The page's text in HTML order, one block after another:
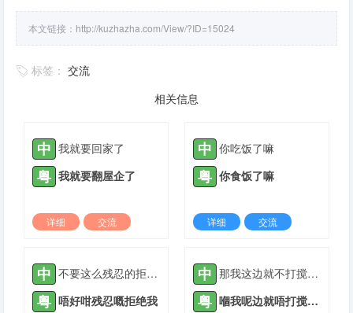
本文链接： http://kuzhazha.com/View/?ID=15024
标签： 交流
相关信息
中 我就要回家了
粤 我就要翻屋企了
详细
交流
中 你吃饭了嘛
粤 你食饭了嘛
详细
交流
中 不要这么残忍的拒绝我
粤 唔好咁残忍嘅拒绝我
中 那我这边就不打搅你了
粤 嗰我呢边就唔打搅你了